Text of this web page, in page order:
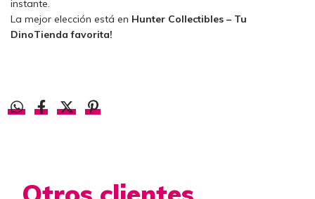
instante.
La mejor elección está en Hunter Collectibles – Tu
DinoTienda favorita!